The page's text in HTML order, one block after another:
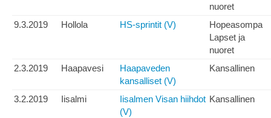
nuoret
9.3.2019
Hollola HS-sprintit (V)
Hopeasompa
Lapset ja
nuoret
2.3.2019
Haapavesi
Haapaveden
kansalliset (V)
Kansallinen
3.2.2019 Iisalmi
Iisalmen Visan hiihdot
(V)
Kansallinen